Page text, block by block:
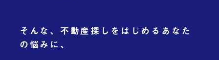
そんな、不動産探しをはじめるあなた
の悩みに、